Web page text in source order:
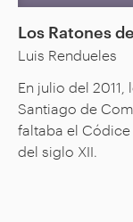
Los Ratones
Luis Rendueles
En julio del
Santiago de
faltaba el
del siglo XII.